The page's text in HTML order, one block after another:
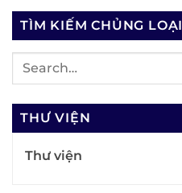
TÌM KIẾM CHỦNG LOẠI
THƯ VIỆN
Thư viện